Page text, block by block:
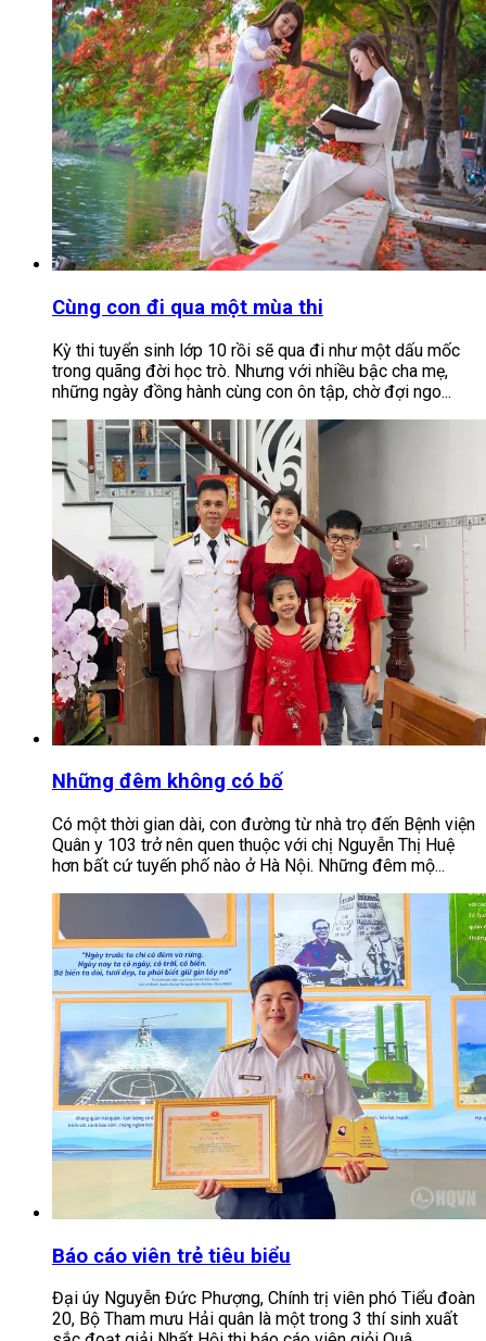
Cùng con đi qua một mùa thi
Kỳ thi tuyển sinh lớp 10 rồi sẽ qua đi như một dấu mốc
trong quãng đời học trò. Nhưng với nhiều bậc cha mẹ,
những ngày đồng hành cùng con ôn tập, chờ đợi ngo...
Những đêm không có bố
Có một thời gian dài, con đường từ nhà trọ đến Bệnh viện
Quân y 103 trở nên quen thuộc với chị Nguyễn Thị Huệ
hơn bất cứ tuyến phố nào ở Hà Nội. Những đêm mộ...
Báo cáo viên trẻ tiêu biểu
Đại úy Nguyễn Đức Phượng, Chính trị viên phó Tiểu đoàn
20, Bộ Tham mưu Hải quân là một trong 3 thí sinh xuất